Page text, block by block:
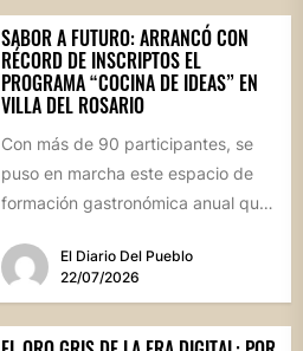
SABOR A FUTURO: ARRANCÓ CON
RÉCORD DE INSCRIPTOS EL
PROGRAMA “COCINA DE IDEAS” EN
VILLA DEL ROSARIO
Con más de 90 participantes, se
puso en marcha este espacio de
formación gastronómica anual que
culinarias...El Diario Del Pueblo
22/07/2026